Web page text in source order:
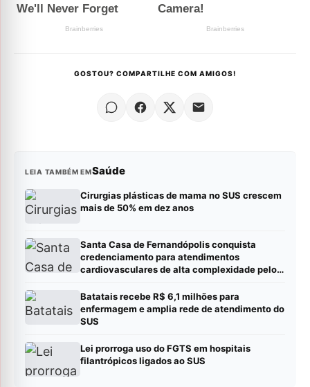
GOSTOU? COMPARTILHE COM AMIGOS!
LEIA TAMBÉM EMSaúde
Cirurgias plásticas de mama no SUS crescem
mais de 50% em dez anos
Santa Casa de Fernandópolis conquista
credenciamento para atendimentos
cardiovasculares de alta complexidade pelo
Batatais recebe R$ 6,1 milhões para
enfermagem e amplia rede de atendimento do
SUS
Lei prorroga uso do FGTS em hospitais
filantrópicos ligados ao SUS